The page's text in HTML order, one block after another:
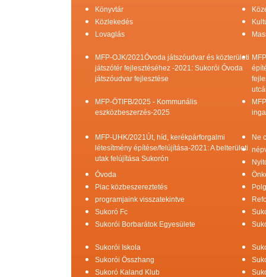
Könyvtár
Közlekedés
Lovaglás
MFP-OJK/2021Óvoda játszóudvar és közterületi
játszótér fejlesztéséhez -2021: Sukorói Óvoda
játszóudvar fejlesztése
MFP-ÖTIFB/2025 - Kommunális
eszközbeszerzés-2025
MFP-UHK/2021Út, híd, kerékpárforgalmi
létesítmény építése/felújítása-2021: A belterületi
utak felújítása Sukorón
Ne
Óvoda
Piac közbeszereztetés
programjaink visszatekintve
Sukoró Fc
Sukorói Borbarátok Egyesülete
Sukorói Iskola
Sukorói Összhang
Sukoró Kaland Klub